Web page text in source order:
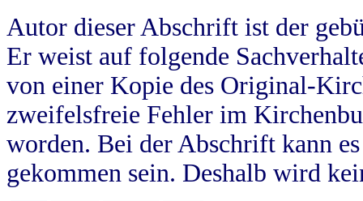
Autor dieser Abschrift ist der
Er weist auf folgende
von einer Kopie des Original-
zweifelsfreie Fehler im
worden. Bei der Abschrift kann
gekommen sein. Deshalb wird